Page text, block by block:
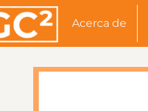
Acerca de